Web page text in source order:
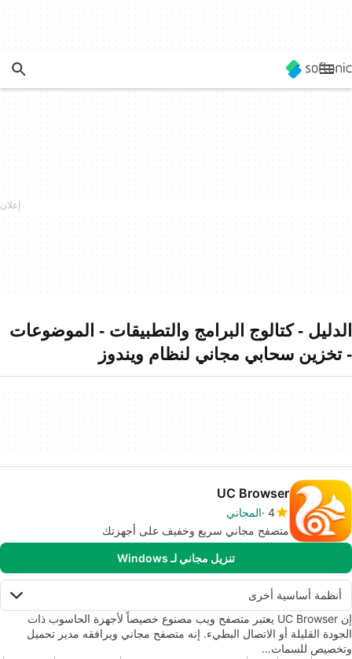
الدليل - كتالوج البرامج والتطبيقات - الموضوعات
- تخزين سحابي مجاني لنظام ويندوز
UC Browser
4 المجاني
متصفح مجاني سريع وخفيف على أجهزتك
تنزيل مجاني لـ Windows
أنظمة أساسية أخرى
إن UC Browser يعتبر متصفح ويب مصنوع خصيصاً لأجهزة الحاسوب ذات
الجودة القليلة أو الاتصال البطيء. إنه متصفح مجاني ويرافقه مدير تحميل
وتخصيص للسمات…